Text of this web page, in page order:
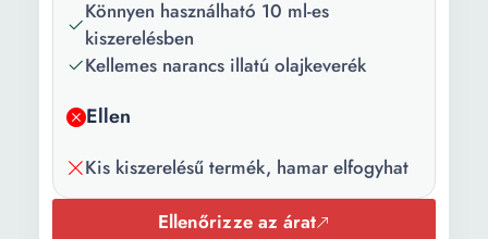
Könnyen használható 10 ml-es
kiszerelésben
Kellemes narancs illatú olajkeverék
Ellen
Kis kiszerelésű termék, hamar elfogyhat
Ellenőrizze az árat